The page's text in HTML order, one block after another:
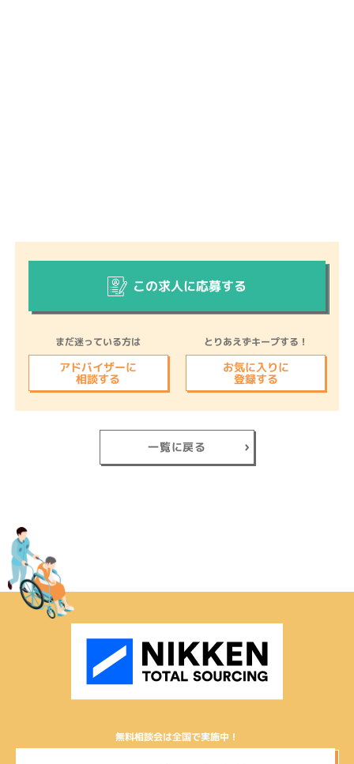
この求人に応募する
まだ迷っている方は
アドバイザーに
相談する
とりあえずキープする！
お気に入りに
登録する
一覧に戻る
無料相談会は全国で実施中！